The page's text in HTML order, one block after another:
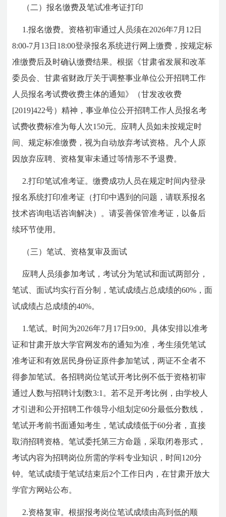
（二）报名缴费及笔试准考证打印
1.报名缴费。资格初审通过人员须在2026年7月12日
8:00-7月13日18:00登录报名系统进行网上缴费，按规定标
准缴费后及时确认缴费结果。根据《甘肃省发展和改革
委员会、甘肃省财政厅关于调整事业单位公开招聘工作
人员报名考试费收费主体的通知》（甘发改收费
[2019]422号）精神，事业单位公开招聘工作人员报名考
试费收费标准为每人次150元。应聘人员如未按规定时
间、规定标准缴费，视为自动放弃考试资格。凡个人原
因放弃应聘、资格复审未通过等情形不予退费。
2.打印笔试准考证。缴费成功人员在规定时间内登录
报名系统打印准考证（打印中遇到的问题，请联系报名
技术咨询电话咨询解决）。请妥善保管准考证，以备后
续环节使用。
（三）笔试、资格复审及面试
应聘人员须参加考试，考试分为笔试和面试两部分，
笔试、面试均实行百分制，笔试成绩占总成绩的60%，面
试成绩占总成绩的40%。
1.笔试。时间为2026年7月17日9:00。具体安排以准考
证和甘肃开放大学官网发布的通知为准，考生须凭笔试
准考证和有效居民身份证原件参加笔试，两证不全者不
得参加笔试。各招聘岗位笔试开考比例不低于资格初审
通过人数与招聘计划数3:1。若不足开考比例，由学校人
才引进和公开招聘工作领导小组划定60分最低分数线，
笔试开考前书面通知考生，笔试成绩低于60分者，直接
取消招聘资格。笔试委托第三方命题，采取闭卷形式，
考试内容为招聘岗位所需的学科专业知识，时间120分
钟。笔试成绩于笔试结束后2个工作日内，在甘肃开放大
学官方网站公布。
2.资格复审。根据报考岗位笔试成绩由高到低的顺